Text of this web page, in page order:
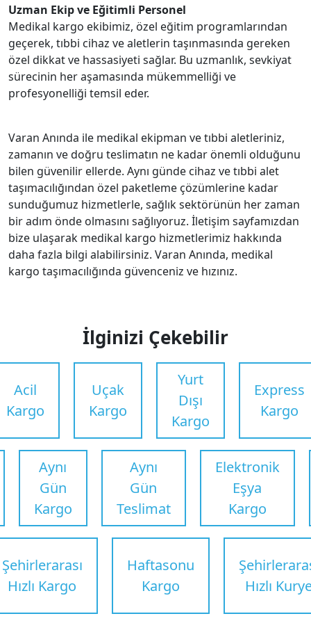
Uzman Ekip ve Eğitimli Personel
Medikal kargo ekibimiz, özel eğitim programlarından
geçerek, tıbbi cihaz ve aletlerin taşınmasında gereken
özel dikkat ve hassasiyeti sağlar. Bu uzmanlık, sevkiyat
sürecinin her aşamasında mükemmelliği ve
profesyonelliği temsil eder.
Varan Anında ile medikal ekipman ve tıbbi aletleriniz,
zamanın ve doğru teslimatın ne kadar önemli olduğunu
bilen güvenilir ellerde. Aynı günde cihaz ve tıbbi alet
taşımacılığından özel paketleme çözümlerine kadar
sunduğumuz hizmetlerle, sağlık sektörünün her zaman
bir adım önde olmasını sağlıyoruz. İletişim sayfamızdan
bize ulaşarak medikal kargo hizmetlerimiz hakkında
daha fazla bilgi alabilirsiniz. Varan Anında, medikal
kargo taşımacılığında güvenceniz ve hızınız.
İlginizi Çekebilir
Acil
Kargo
Uçak
Kargo
Yurt
Dışı
Kargo
Express
Kargo
Aynı
Gün
Kargo
Aynı
Gün
Teslimat
Elektronik
Eşya
Kargo
Şehirlerarası
Hızlı Kargo
Haftasonu
Kargo
Hızlı